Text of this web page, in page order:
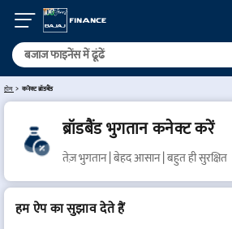
होम कनेक्ट ब्रॉडबैंड
ब्रॉडबैंड भुगतान कनेक्ट करें
तेज़ भुगतान | बेहद आसान | बहुत ही सुरक्षित
हम ऐप का सुझाव देते हैं